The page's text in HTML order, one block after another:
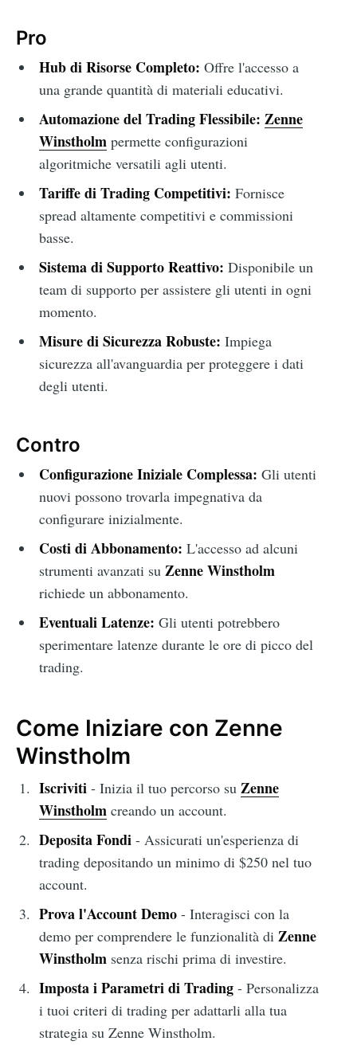
Pro
Hub di Risorse Completo: Offre l'accesso a
una grande quantità di materiali educativi.
Automazione del Trading Flessibile: Zenne
Winstholmpermette configurazioni
algoritmiche versatili agli utenti.
Tariffe di Trading Competitivi: Fornisce
spread altamente competitivi e commissioni
basse.
Sistema di Supporto Reattivo: Disponibile un
team di supporto per assistere gli utenti in ogni
momento.
Misure di Sicurezza Robuste: Impiega
sicurezza all'avanguardia per proteggere i dati
degli utenti.
Contro
Configurazione Iniziale Complessa: Gli utenti
nuovi possono trovarla impegnativa da
configurare inizialmente.
Costi di Abbonamento: L'accesso ad alcuni
strumenti avanzati su Zenne Winstholm
richiede un abbonamento.
Eventuali Latenze: Gli utenti potrebbero
sperimentare latenze durante le ore di picco del
trading.
Come Iniziare con Zenne
Winstholm
Iscriviti- Inizia il tuo percorso su Zenne
Winstholmcreando un account.
Deposita Fondi- Assicurati un'esperienza di
trading depositando un minimo di $250 nel tuo
account.
Prova l'Account Demo- Interagisci con la
demo per comprendere le funzionalità di Zenne
Winstholmsenza rischi prima di investire.
Imposta i Parametri di Trading- Personalizza
i tuoi criteri di trading per adattarli alla tua
strategia su Zenne Winstholm.